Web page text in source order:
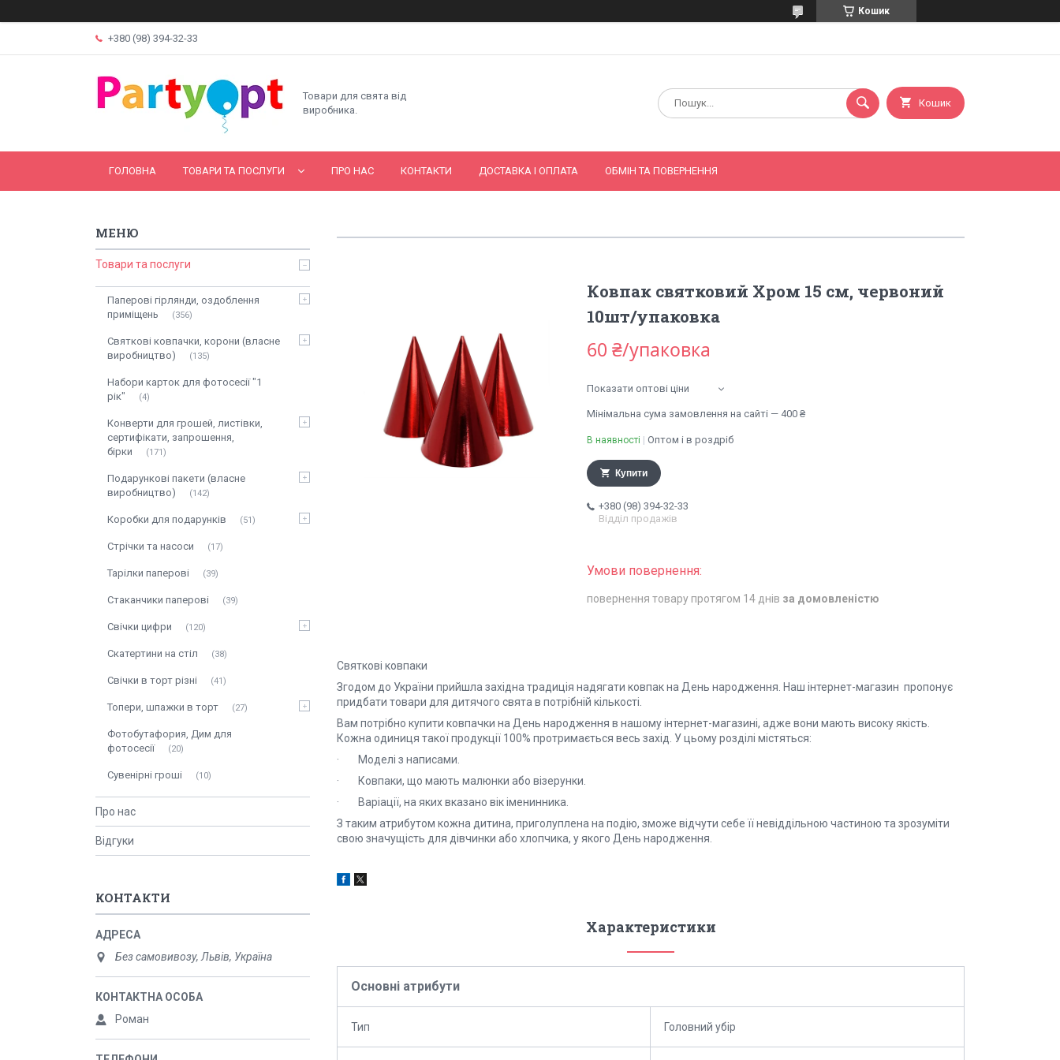
Кошик
+380 (98) 394-32-33
Товари для свята від
виробника.
Кошик
ГОЛОВНА ТОВАРИ ТА ПОСЛУГИ ПРО НАС КОНТАКТИ ДОСТАВКА І ОПЛАТА ОБМІН ТА ПОВЕРНЕННЯ
Ковпак святковий Хром 15 см, червоний
10шт/упаковка
60 ₴/упаковка
Показати оптові ціни
Мінімальна сума замовлення на сайті — 400 ₴
В наявності Оптом і в роздріб
Купити
+380 (98) 394-32-33
Відділ продажів
повернення товару протягом 14 днів за домовленістю
Святкові ковпаки
Згодом до України прийшла західна традиція надягати ковпак на День народження. Наш інтернет-магазин пропонує
придбати товари для дитячого свята в потрібній кількості.
Вам потрібно купити ковпачки на День народження в нашому інтернет-магазині, адже вони мають високу якість.
Кожна одиниця такої продукції 100% протримається весь захід. У цьому розділі містяться:
· Моделі з написами.
· Ковпаки, що мають малюнки або візерунки.
· Варіації, на яких вказано вік іменинника.
З таким атрибутом кожна дитина, приголуплена на подію, зможе відчути себе її невіддільною частиною та зрозуміти
свою значущість для дівчинки або хлопчика, у якого День народження.
Характеристики
Основні атрибути
Тип Головний убір
Товари та послуги
Паперові гірлянди, оздоблення
приміщень
356
Святкові ковпачки, корони (власне
виробництво)
135
Набори карток для фотосесії "1
рік"
4
Конверти для грошей, листівки,
сертифікати, запрошення,
бірки
171
Подарункові пакети (власне
виробництво)
142
Коробки для подарунків 51
Стрічки та насоси 17
Тарілки паперові 39
Стаканчики паперові 39
Свічки цифри 120
Скатертини на стіл 38
Свічки в торт різні 41
Топери, шпажки в торт 27
Фотобутафория, Дим для
фотосесії
20
Сувенірні гроші 10
Про нас
Відгуки
КОНТАКТИ
Без самовивозу, Львів, Україна
Роман